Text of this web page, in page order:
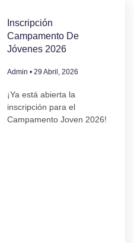
Inscripción
Campamento De
Jóvenes 2026
Admin 29 Abril, 2026
¡Ya está abierta la
inscripción para el
Campamento Joven 2026!